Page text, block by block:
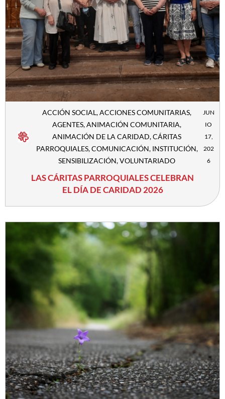
ACCIÓN SOCIAL,ACCIONES COMUNITARIAS,
AGENTES,ANIMACIÓN COMUNITARIA,
ANIMACIÓN DE LA CARIDAD,CÁRITAS
PARROQUIALES,COMUNICACIÓN, INSTITUCIÓN,
SENSIBILIZACIÓN,VOLUNTARIADO
JUN
IO
17,
202
6
LAS CÁRITAS PARROQUIALES CELEBRAN
EL DÍA DE CARIDAD 2026